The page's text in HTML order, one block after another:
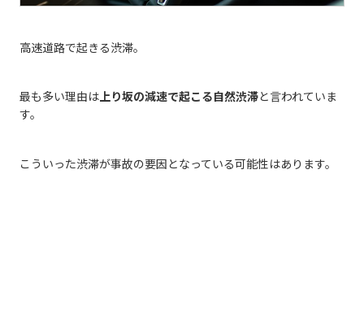
高速道路で起きる渋滞。
最も多い理由は上り坂の減速で起こる自然渋滞と言われていま
す。
こういった渋滞が事故の要因となっている可能性はあります。